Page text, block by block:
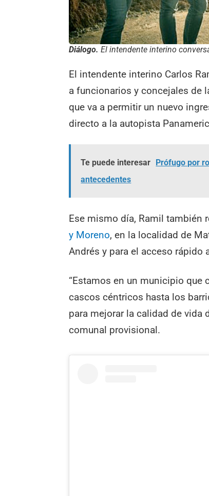
Diálogo. El intendente interino
El intendente interino Carlos
a funcionarios y concejales de
que va a permitir un nuevo
directo a la autopista
Te puede interesar
Prófugo por
antecedentes
Ese mismo día, Ramil también
y Moreno, en la localidad de
Andrés y para el acceso
“Estamos en un municipio que
cascos céntricos hasta los
para mejorar la calidad de vida
comunal provisional.